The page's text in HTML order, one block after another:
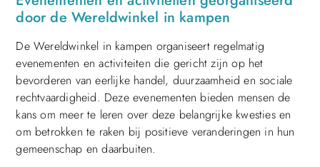
door de Wereldwinkel in kampen
De Wereldwinkel in kampen organiseert regelmatig
evenementen en activiteiten die gericht zijn op het
bevorderen van eerlijke handel, duurzaamheid en sociale
rechtvaardigheid. Deze evenementen bieden mensen de
kans om meer te leren over deze belangrijke kwesties en
om betrokken te raken bij positieve veranderingen in hun
gemeenschap en daarbuiten.